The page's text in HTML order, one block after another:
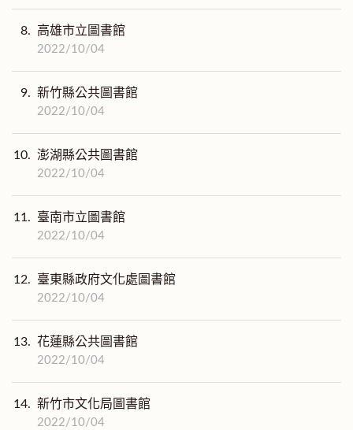
8. 高雄市立圖書館
2022/10/04
9. 新竹縣公共圖書館
2022/10/04
10. 澎湖縣公共圖書館
2022/10/04
11. 臺南市立圖書館
2022/10/04
12. 臺東縣政府文化處圖書館
2022/10/04
13. 花蓮縣公共圖書館
2022/10/04
14. 新竹市文化局圖書館
2022/10/04